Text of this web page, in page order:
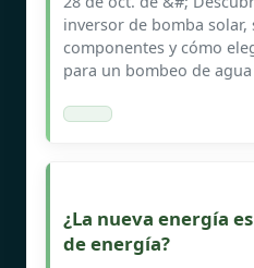
inversor de bomba solar,
componentes y cómo
para un bombeo de
¿La nueva energía
de energía?